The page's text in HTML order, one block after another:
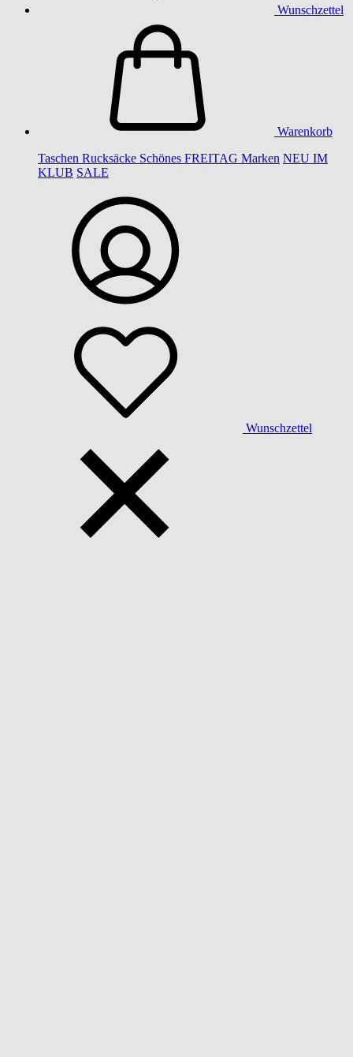
Wunschzettel
Warenkorb
Taschen Rucksäcke Schönes FREITAG Marken NEU IM
KLUB SALE
Wunschzettel